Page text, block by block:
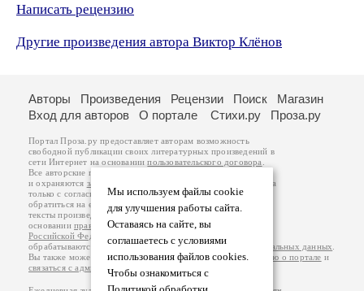
Написать рецензию
Другие произведения автора Виктор Клёнов
Мы используем файлы cookie
для улучшения работы сайта.
Оставаясь на сайте, вы
соглашаетесь с условиями
использования файлов cookies.
Чтобы ознакомиться с
Авторы Произведения Рецензии Поиск
Магазин
Вход для авторов
О портале Стихи.ру Проза.ру
Портал Проза.ру предоставляет авторам возможность
свободной публикации своих литературных произведений в
сети Интернет на основаниипользовательского договора
Все авторские права на произведения принадлежат авторам
и охраняются законом
. Перепечатка произведений возможна
только с согласия его автора, к которому вы можете
обратиться на его авторской странице. Ответственность за
тексты произведений авторы несут самостоятельно на
основанииправил публикацииизаконодательства
Российской Федерации
обрабатываются на основанииПолитики обработки персональных данных
Вы также можете посмотреть более подробнуюинформацию о портале и
связаться с администрацией